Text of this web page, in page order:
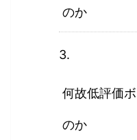
のか
何故低評価
のか